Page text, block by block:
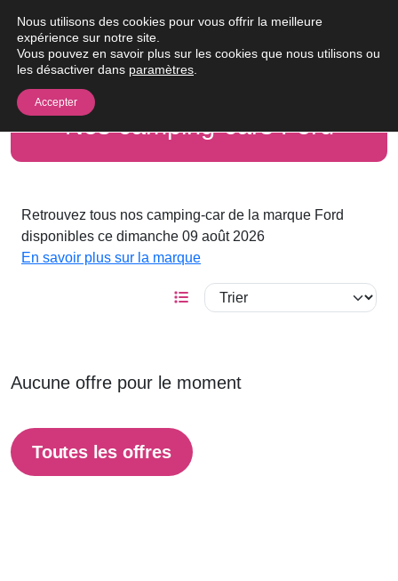
Nos camping-cars Ford
Retrouvez tous nos camping-car de la marque Ford
disponibles ce dimanche 09 août 2026
En savoir plus sur la marque
Aucune offre pour le moment
Toutes les offres
Nous utilisons des cookies pour vous offrir la meilleure
expérience sur notre site.
Vous pouvez en savoir plus sur les cookies que nous utilisons ou
les désactiver dans paramètres
Accepter